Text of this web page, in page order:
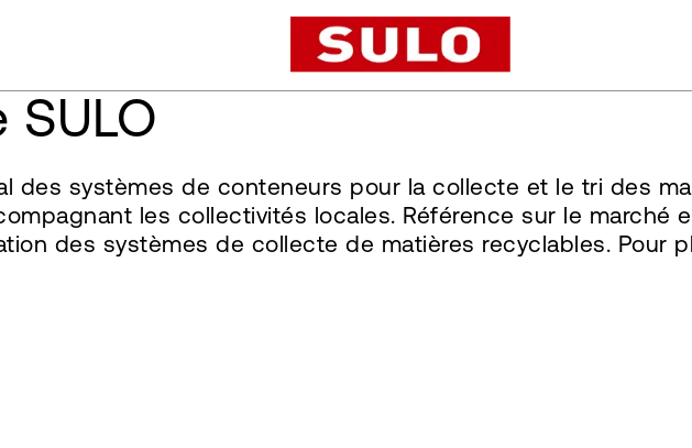
des systèmes de conteneurs pour la collecte et le tri des
les collectivités locales. Référence sur le marché
des systèmes de collecte de matières recyclables. Pour